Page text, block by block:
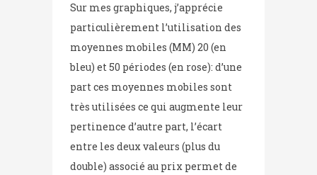
Sur mes graphiques, j’apprécie
particulièrement l’utilisation des
moyennes mobiles (MM) 20 (en
bleu) et 50 périodes (en rose): d’une
part ces moyennes mobiles sont
très utilisées ce qui augmente leur
pertinence d’autre part, l’écart
entre les deux valeurs (plus du
double) associé au prix permet de